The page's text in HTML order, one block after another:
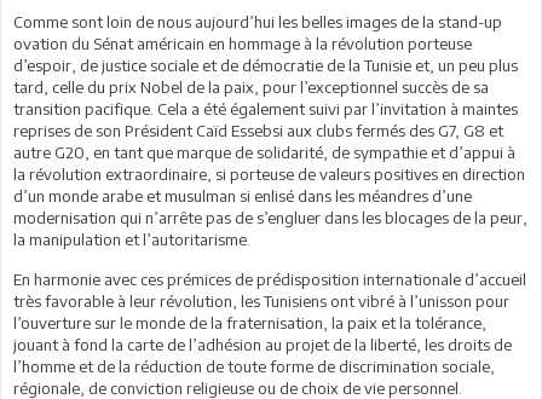
Comme sont loin de nous aujourd’hui les belles images de la stand-up
ovation du Sénat américain en hommage à la révolution porteuse
d’espoir, de justice sociale et de démocratie de la Tunisie et, un peu plus
tard, celle du prix Nobel de la paix, pour l’exceptionnel succès de sa
transition pacifique. Cela a été également suivi par l’invitation à maintes
reprises de son Président Caïd Essebsi aux clubs fermés des G7, G8 et
autre G20, en tant que marque de solidarité, de sympathie et d’appui à
la révolution extraordinaire, si porteuse de valeurs positives en direction
d’un monde arabe et musulman si enlisé dans les méandres d’une
modernisation qui n’arrête pas de s’engluer dans les blocages de la peur,
la manipulation et l’autoritarisme.
En harmonie avec ces prémices de prédisposition internationale d’accueil
très favorable à leur révolution, les Tunisiens ont vibré à l’unisson pour
l’ouverture sur le monde de la fraternisation, la paix et la tolérance,
jouant à fond la carte de l’adhésion au projet de la liberté, les droits de
l’homme et de la réduction de toute forme de discrimination sociale,
régionale, de conviction religieuse ou de choix de vie personnel.